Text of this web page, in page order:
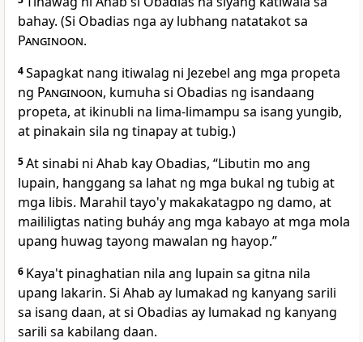
bahay. (Si Obadias nga ay lubhang natatakot sa
Panginoon.
4Sapagkat nang itiwalag ni Jezebel ang mga propeta
ng Panginoon, kumuha si Obadias ng isandaang
propeta, at ikinubli na lima-limampu sa isang yungib,
at pinakain sila ng tinapay at tubig.)
5At sinabi ni Ahab kay Obadias, “Libutin mo ang
lupain, hanggang sa lahat ng mga bukal ng tubig at
mga libis. Marahil tayo'y makakatagpo ng damo, at
maililigtas nating buháy ang mga kabayo at mga mola
upang huwag tayong mawalan ng hayop.”
6 Kaya't pinaghatian nila ang lupain sa gitna nila
upang lakarin. Si Ahab ay lumakad ng kanyang sarili
sa isang daan, at si Obadias ay lumakad ng kanyang
sarili sa kabilang daan.